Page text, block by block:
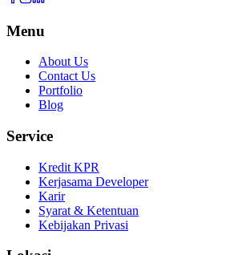
Menu
About Us
Contact Us
Portfolio
Blog
Service
Kredit KPR
Kerjasama Developer
Karir
Syarat & Ketentuan
Kebijakan Privasi